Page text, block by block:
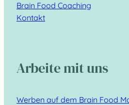
Brain Food Coaching
Kontakt
Arbeite mit uns
Werben auf dem Brain Food